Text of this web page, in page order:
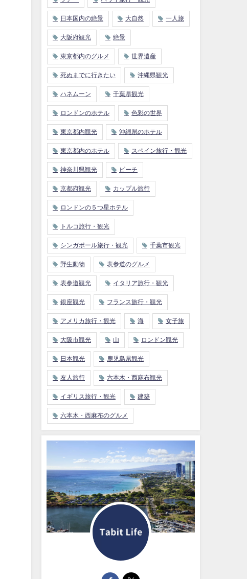
日本国内の絶景 大自然 一人旅
大阪府観光 絶景
東京都内のグルメ 世界遺産
死ぬまでに行きたい 沖縄県観光
ハネムーン 千葉県観光
ロンドンのホテル 色彩の世界
東京都内観光 沖縄県のホテル
東京都内のホテル スペイン旅行・観光
神奈川県観光 ビーチ
京都府観光 カップル旅行
ロンドンの５つ星ホテル
トルコ旅行・観光
シンガポール旅行・観光 千葉市観光
野生動物 表参道のグルメ
表参道観光 イタリア旅行・観光
銀座観光 フランス旅行・観光
アメリカ旅行・観光 海 女子旅
大阪市観光 山 ロンドン観光
日本観光 鹿児島県観光
友人旅行 六本木・西麻布観光
イギリス旅行・観光 建築
六本木・西麻布のグルメ